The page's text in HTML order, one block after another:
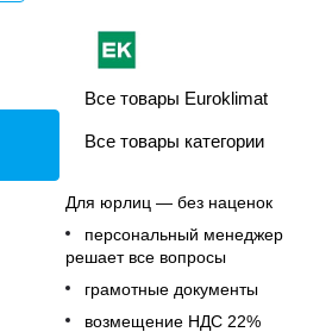
Все товары Euroklimat
Все товары категории
Для юрлиц — без наценок
персональный менеджер
решает все вопросы
грамотные документы
возмещение НДС 22%